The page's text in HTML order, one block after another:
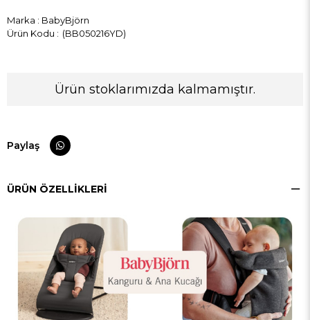
Marka : BabyBjörn
(BB050216YD)
Ürün stoklarımızda kalmamıştır.
Paylaş
ÜRÜN ÖZELLIKLERI